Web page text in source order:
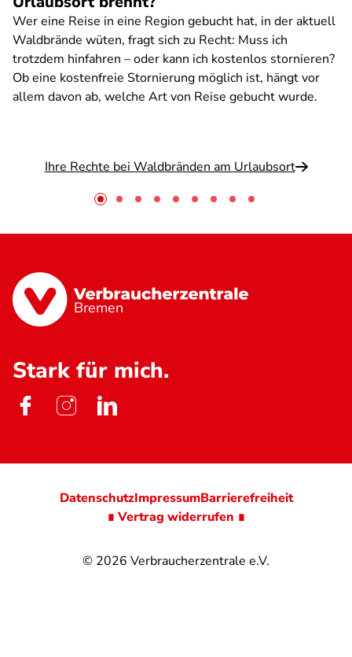
Wer eine Reise in eine Region gebucht hat, in der aktuell
Waldbrände wüten, fragt sich zu Recht: Muss ich
trotzdem hinfahren – oder kann ich kostenlos stornieren?
Ob eine kostenfreie Stornierung möglich ist, hängt vor
allem davon ab, welche Art von Reise gebucht wurde.
Ihre Rechte bei Waldbränden am Urlaubsort
Bremen
Stark für mich.
© 2026 Verbraucherzentrale e.V.
DatenschutzImpressumBarrierefreiheit
∎ Vertrag widerrufen ∎